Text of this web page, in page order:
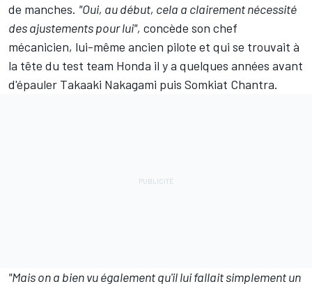
de manches. "Oui, au début, cela a clairement nécessité
des ajustements pour lui", concède son chef
mécanicien, lui-même ancien pilote et qui se trouvait à
la tête du test team Honda il y a quelques années avant
d'épauler Takaaki Nakagami puis Somkiat Chantra.
"Mais on a bien vu également qu'il lui fallait simplement un